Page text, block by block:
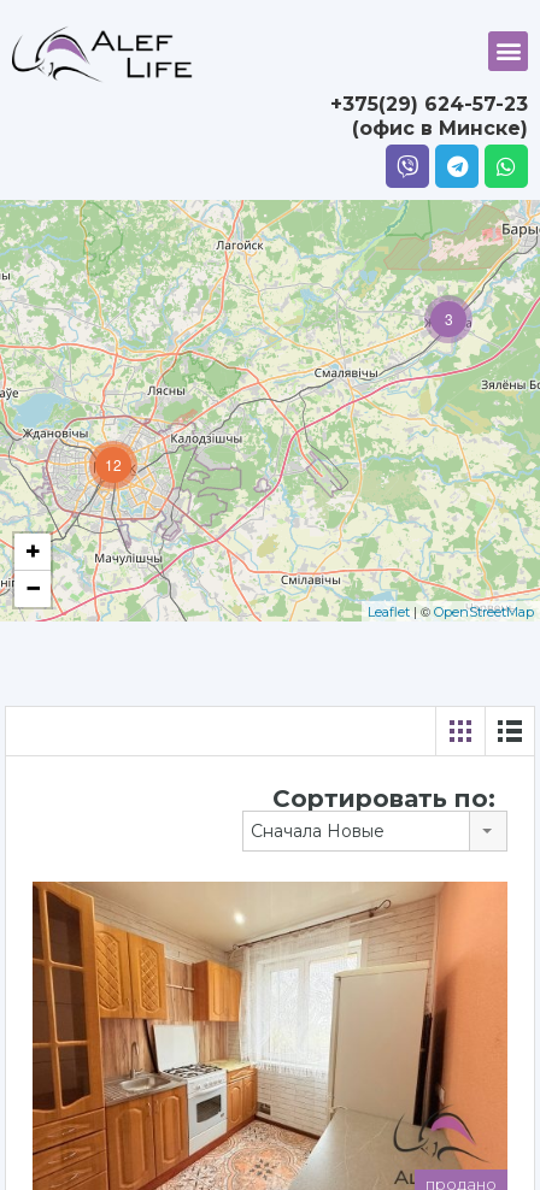
+375(29) 624-57-23
(офис в Минске)
3
12
+
−
Leaflet | © OpenStreetMap
Сортировать по:
Сначала Новые
продано